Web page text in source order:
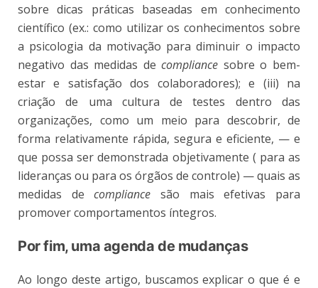
sobre dicas práticas baseadas em conhecimento
científico (ex.: como utilizar os conhecimentos sobre
a psicologia da motivação para diminuir o impacto
negativo das medidas decompliance sobre o bem-
estar e satisfação dos colaboradores); e (iii) na
criação de uma cultura de testes dentro das
organizações, como um meio para descobrir, de
forma relativamente rápida, segura e eficiente, — e
que possa ser demonstrada objetivamente ( para as
lideranças ou para os órgãos de controle) — quais as
medidas decompliance são mais efetivas para
promover comportamentos íntegros.
Por fim, uma agenda de mudanças
Ao longo deste artigo, buscamos explicar o que é e